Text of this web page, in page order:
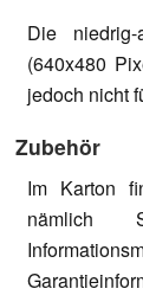
Die
(640x480
jedoch nicht
Zubehör
Im Karton
nämlich